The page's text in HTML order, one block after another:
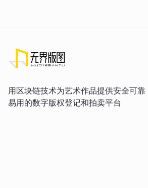
用区块链技术为艺术作品提供安全可靠
易用的数字版权登记和拍卖平台